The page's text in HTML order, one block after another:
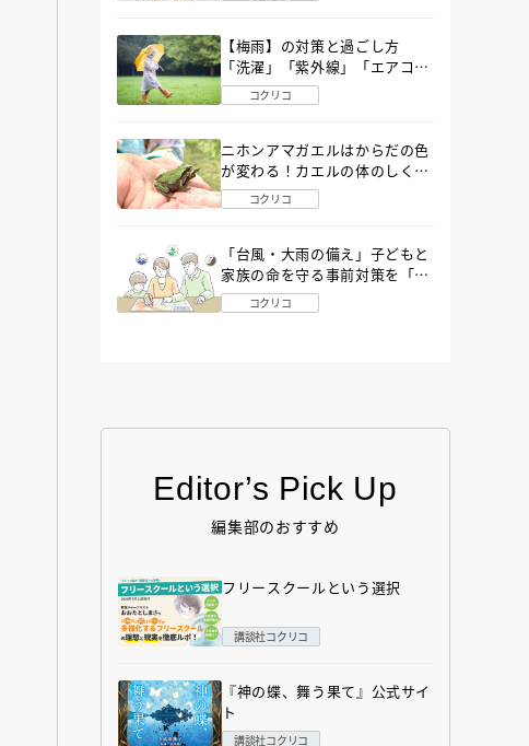
【梅雨】の対策と過ごし方
「洗濯」「紫外線」「エアコ
ン」「ゲリラ豪雨」…〔気象予
報士が完全ガイド〕
コクリコ
ニホンアマガエルはからだの色
が変わる！カエルの体のしくみ
から両生類の特ちょうまで図鑑
MOVEが解説！
コクリコ
「台風・大雨の備え」子どもと
家族の命を守る事前対策を「防
災アドバイザー」が解説
コクリコ
Editor’s Pick Up
編集部のおすすめ
フリースクールという選択
講談社コクリコ
『神の蝶、舞う果て』公式サイ
ト
講談社コクリコ